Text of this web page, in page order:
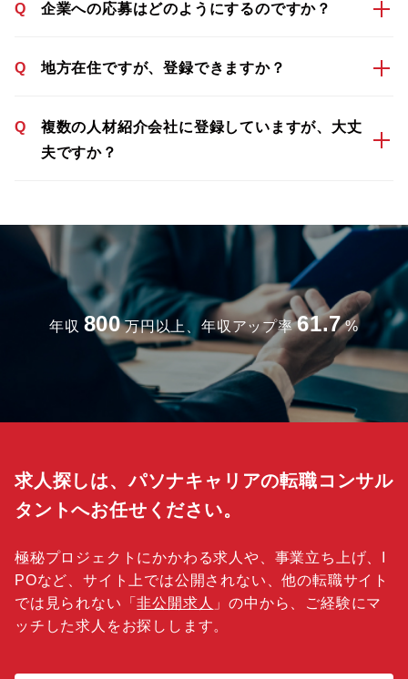
Q 企業への応募はどのようにするのですか？
Q 地方在住ですが、登録できますか？
Q
複数の人材紹介会社に登録していますが、大丈
夫ですか？
年収 800 万円以上、年収アップ率 61.7 %
求人探しは、パソナキャリアの転職コンサル
タントへお任せください。
極秘プロジェクトにかかわる求人や、事業立ち上げ、I
POなど、サイト上では公開されない、他の転職サイト
では見られない「非公開求人 」の中から、ご経験にマ
ッチした求人をお探しします。